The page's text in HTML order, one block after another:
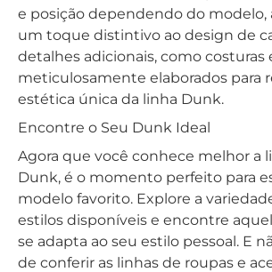
e posição dependendo do modelo,
um toque distintivo ao design de
detalhes adicionais, como costuras
meticulosamente elaborados para
estética única da linha Dunk.
Encontre o Seu Dunk Ideal
Agora que você conhece melhor a
Dunk, é o momento perfeito para
modelo favorito. Explore a
estilos disponíveis e encontre
se adapta ao seu estilo pessoal. E
de conferir as linhas de roupas e